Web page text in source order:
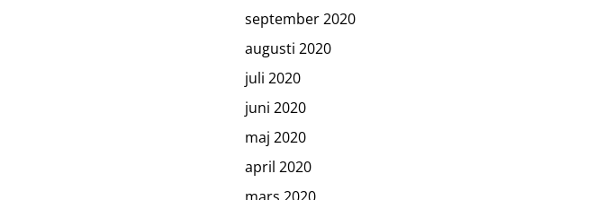
september 2020
augusti 2020
juli 2020
juni 2020
maj 2020
april 2020